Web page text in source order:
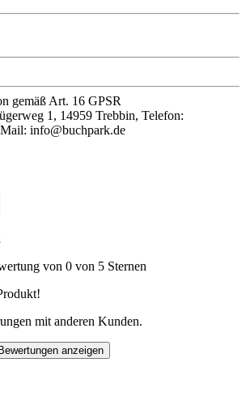
gemäß Art. 16 GPSR
1, 14959 Trebbin, Telefon:
info@buchpark.de
von 0 von 5 Sternen
mit anderen Kunden.
anzeigen